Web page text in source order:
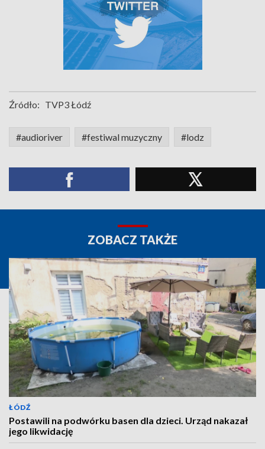
Źródło: TVP3 Łódź
#audioriver #festiwal muzyczny #lodz
ZOBACZ TAKŻE
ŁÓDŹ
Postawili na podwórku basen dla dzieci. Urząd nakazał
jego likwidację